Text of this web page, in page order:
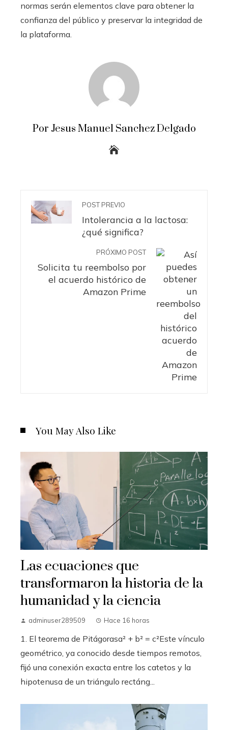
normas serán elementos clave para obtener la
confianza del público y preservar la integridad de
la plataforma.
Por Jesus Manuel Sanchez Delgado
POST PREVIO
Intolerancia a la lactosa:
¿qué significa?
PRÓXIMO POST
Solicita tu reembolso por
el acuerdo histórico de
Amazon Prime
You May Also Like
Las ecuaciones que
transformaron la historia de la
humanidad y la ciencia
adminuser289509 Hace 16 horas
1. El teorema de Pitágorasa² + b² = c²Este vínculo
geométrico, ya conocido desde tiempos remotos,
fijó una conexión exacta entre los catetos y la
hipotenusa de un triángulo rectáng...